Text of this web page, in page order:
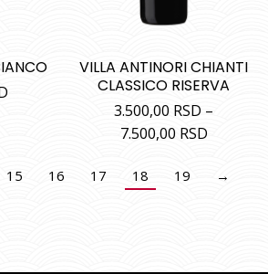
VILLA ANTINORI CHIANTI
CLASSICO RISERVA
3.500,00 RSD –
7.500,00 RSD
15 16 17 18 19 →